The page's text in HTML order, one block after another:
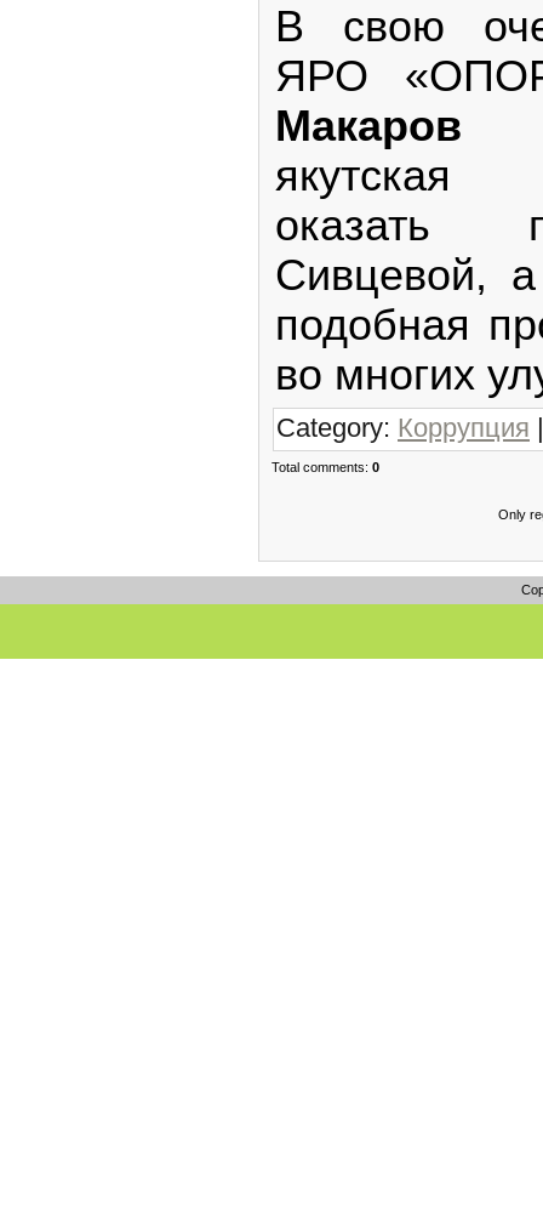
В свою
ЯРО
оказать
Сивцевой,
подобная
во многих
Category: Коррупция
Total comments: 0
Only